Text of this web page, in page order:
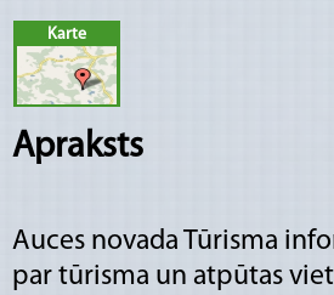
Karte
Apraksts
Auces novada Tūrisma
par tūrisma un atpūtas